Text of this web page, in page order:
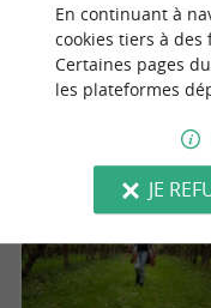
grande surprise,
arbre, mais d’une
En continuant à
cookies tiers à des
Certaines pages
les plateformes
JE